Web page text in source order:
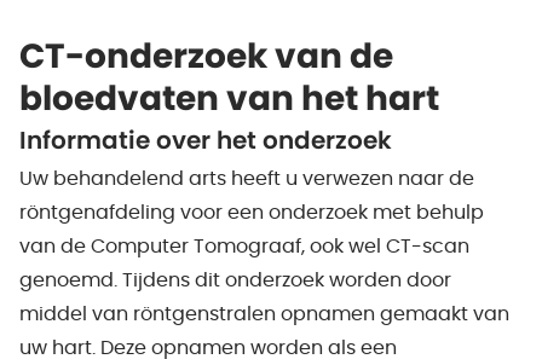
CT-onderzoek van de
bloedvaten van het hart
Informatie over het onderzoek
Uw behandelend arts heeft u verwezen naar de
röntgenafdeling voor een onderzoek met behulp
van de Computer Tomograaf, ook wel CT-scan
genoemd. Tijdens dit onderzoek worden door
middel van röntgenstralen opnamen gemaakt van
uw hart. Deze opnamen worden als een